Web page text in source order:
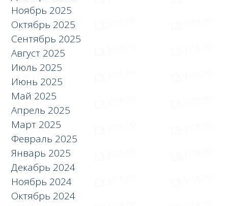
Ноябрь 2025
Октябрь 2025
Сентябрь 2025
Август 2025
Июль 2025
Июнь 2025
Май 2025
Апрель 2025
Март 2025
Февраль 2025
Январь 2025
Декабрь 2024
Ноябрь 2024
Октябрь 2024